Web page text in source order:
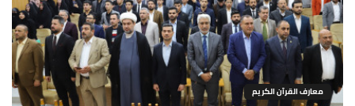
معارف القرآن الكريم